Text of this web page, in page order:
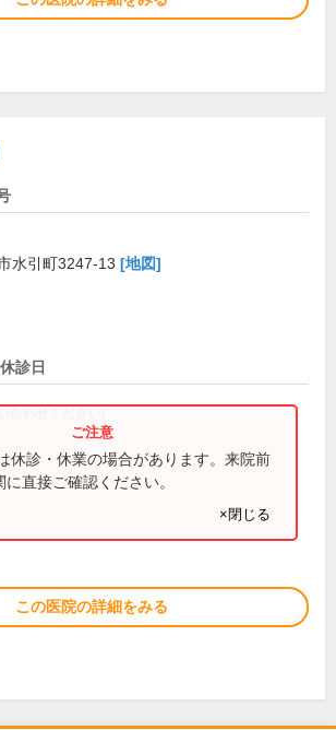
水引町3247-13 [地図]
診日
合わせください)
休診・休業の場合があります。来院前
直接ご確認ください。
×閉じる
この医院の詳細をみる